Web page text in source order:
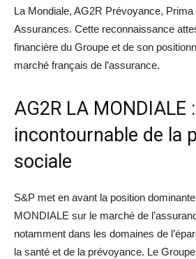
La Mondiale, AG2R Prévoyance, Prima
Assurances. Cette reconnaissance
financière du Groupe et de son
marché français de l’assurance.
AG2R LA MONDIALE
incontournable de la
sociale
S&P met en avant la position dominante
MONDIALE sur le marché de
notamment dans les domaines de
la santé et de la prévoyance. Le